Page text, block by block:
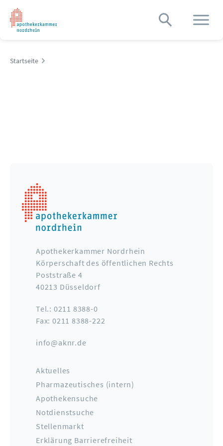
Startseite
Apothekerkammer Nordrhein
Körperschaft des öffentlichen Rechts
Poststraße 4
40213 Düsseldorf
Tel.: 0211 8388-0
Fax: 0211 8388-222
info@aknr.de
Aktuelles
Pharmazeutisches (intern)
Apothekensuche
Notdienstsuche
Stellenmarkt
Erklärung Barrierefreiheit